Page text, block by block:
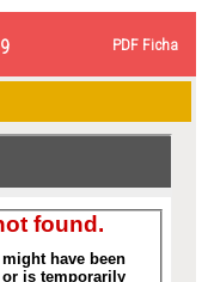
PDF Ficha